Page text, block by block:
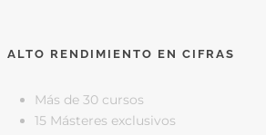
ALTO RENDIMIENTO EN CIFRAS
Más de 30 cursos
15 Másteres exclusivos